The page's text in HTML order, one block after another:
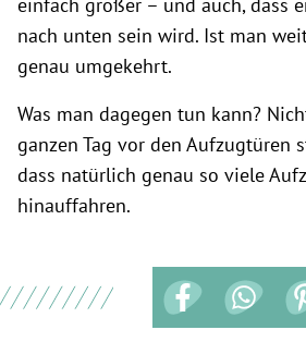
nach unten sein wird. Ist man
genau umgekehrt.
Was man dagegen tun kann?
ganzen Tag vor den Aufzugtüren
dass natürlich genau so viele
hinauffahren.